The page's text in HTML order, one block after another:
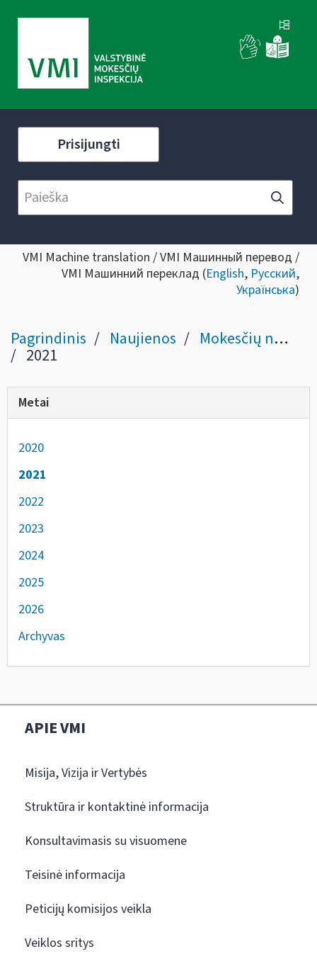
Prisijungti
VMI Machine translation / VMI Машинный перевод /
VMI Машинний переклад (English, Русский,
Українська)
Pagrindinis Naujienos Mokesčių naujienos
2021
Metai
2020
2021
2022
2023
2024
2025
2026
Archyvas
APIE VMI
Misija, Vizija ir Vertybės
Struktūra ir kontaktinė informacija
Konsultavimasis su visuomene
Teisinė informacija
Peticijų komisijos veikla
Veiklos sritys